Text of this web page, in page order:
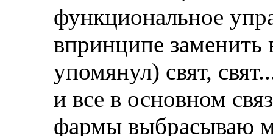
функциональное
впринципе
упомянул) свят,
и все в основном
фармы выбрасываю